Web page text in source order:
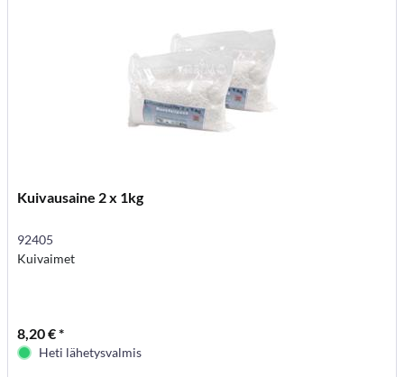
Kuivausaine 2 x 1kg
92405
Kuivaimet
8,20 € *
Heti lähetysvalmis